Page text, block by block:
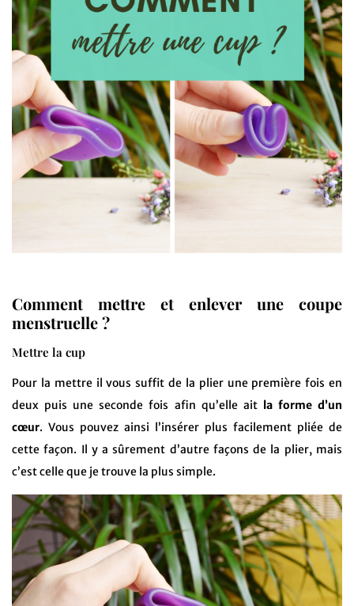
Comment mettre et enlever une coupe
menstruelle ?
Mettre la cup
Pour la mettre il vous suffit de la plier une première fois en
deux puis une seconde fois afin qu’elle ait la forme d’un
cœur. Vous pouvez ainsi l’insérer plus facilement pliée de
cette façon. Il y a sûrement d’autre façons de la plier, mais
c’est celle que je trouve la plus simple.